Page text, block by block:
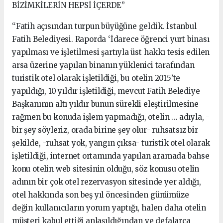
BİZİMKİLERİN HEPSİ İÇERDE”
“Fatih açısından turpun büyüğüne geldik. İstanbul
Fatih Belediyesi. Raporda ‘İdarece öğrenci yurt binası
yapılması ve işletilmesi şartıyla üst hakkı tesis edilen
arsa üzerine yapılan binanın yüklenici tarafından
turistik otel olarak işletildiği, bu otelin 2015’te
yapıldığı, 10 yıldır işletildiği, mevcut Fatih Belediye
Başkanının altı yıldır bunun sürekli eleştirilmesine
rağmen bu konuda işlem yapmadığı, otelin … adıyla, -
bir şey söyleriz, orada birine şey olur- ruhsatsız bir
şekilde, -ruhsat yok, yangın çıksa- turistik otel olarak
işletildiği, internet ortamında yapılan aramada bahse
konu otelin web sitesinin olduğu, söz konusu otelin
adının bir çok otel rezervasyon sitesinde yer aldığı,
otel hakkında son beş yıl öncesinden günümüze
değin kullanıcıların yorum yaptığı, halen daha otelin
müşteri kabul ettiği anlaşıldığından ve defalarca